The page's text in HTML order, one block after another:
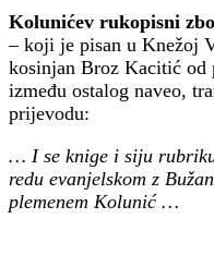
Kolunićev rukopisni
– koji je pisan u Knežoj
kosinjan Broz Kacitić od
između ostalog naveo,
prijevodu:
… I se knige i siju
redu evanjelskom z
plemenem Kolunić …